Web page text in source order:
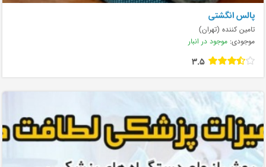
پالس انگشتی
تامین کننده (تهران)
موجودی: موجود در انبار
3.5